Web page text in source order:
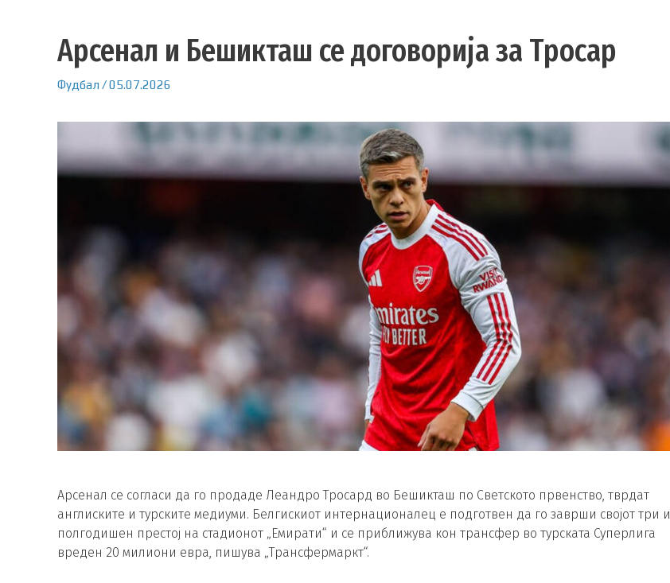
Арсенал и Бешикташ се договорија за Тросар
Фудбал /05.07.2026
Арсенал се согласи да го продаде Леандро Тросард во Бешикташ по Светското првенство, тврдат
англиските и турските медиуми. Белгискиот интернационалец е подготвен да го заврши својот три и
полгодишен престој на стадионот „Емирати“ и се приближува кон трансфер во турската Суперлига
вреден 20 милиони евра, пишува „Трансфермаркт“.